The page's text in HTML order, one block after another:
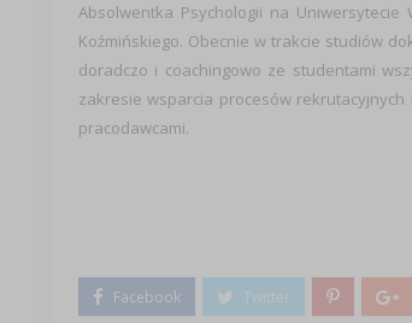
Absolwentka Psychologii na
Koźmińskiego. Obecnie w trakcie studiów
doradczo i coachingowo ze studentami
zakresie wsparcia procesów
pracodawcami.